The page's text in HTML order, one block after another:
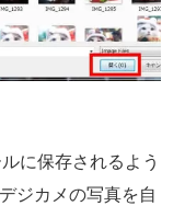
に保存されるよう
ジカメの写真を自